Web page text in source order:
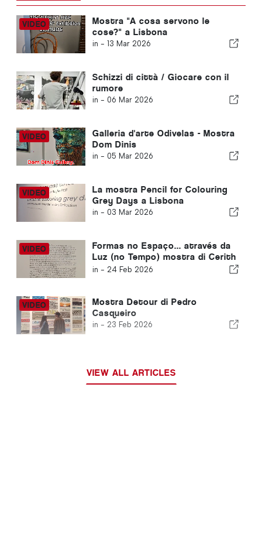
Mostra "A cosa servono le
cose?" a Lisbona
in - 13 Mar 2026
Schizzi di città / Giocare con il
rumore
in - 06 Mar 2026
Galleria d'arte Odivelas - Mostra
Dom Dinis
in - 05 Mar 2026
La mostra Pencil for Colouring
Grey Days a Lisbona
in - 03 Mar 2026
Formas no Espaço... através da
Luz (no Tempo) mostra di Cerith
Wyn Evans
in - 24 Feb 2026
Mostra Detour di Pedro
Casqueiro
in - 23 Feb 2026
VIEW ALL ARTICLES